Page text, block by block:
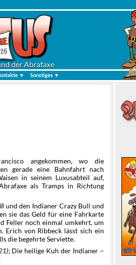
der Abrafaxe
▼ Sonstiges ▼
angekommen, wo die
gerade eine Bahnfahrt nach
in seinem Luxusabteil auf,
als Tramps in Richtung
und den Indianer Crazy Bull und
sie das Geld für eine Fahrkarte
Feller noch einmal umkehrt, um
von Ribbeck lässt sich ein
die begehrte Serviette.
; Die heilige Kuh der Indianer –